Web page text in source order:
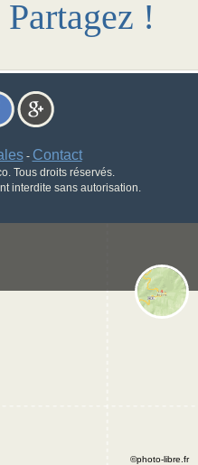
!
- Contact
Tous droits réservés.
interdite sans autorisation.
©photo-libre.fr